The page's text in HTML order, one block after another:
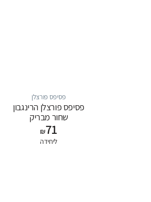
פסיפס פורצלן
פסיפס פורצלן הרינגבון
שחור מבריק
₪71
ליחידה